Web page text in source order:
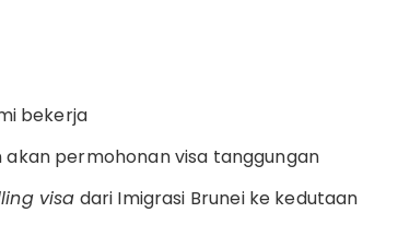
bekerja
permohonan visa tanggungan
visa dari Imigrasi Brunei ke kedutaan